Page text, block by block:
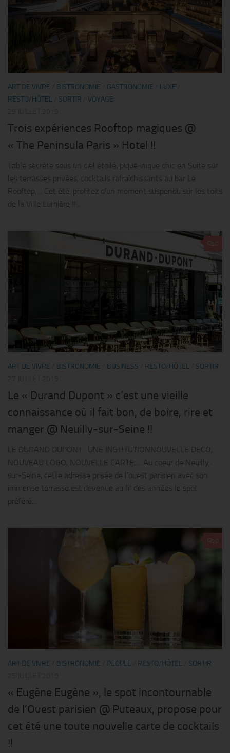
ART DE VIVRE BISTRONOMIE GASTRONOMIE LUXE
RESTO/HÔTEL
SORTIR
VOYAGE
Trois expériences Rooftop magiques @
« The Peninsula Paris » Hotel !!
Table secrète sous un ciel étoilé, pique-nique chic en Suite sur
les terrasses privées, cocktails rafraîchissants au bar Le
Rooftop,… Cet été, profitez d’un moment suspendu sur les toits
de la Ville Lumière !!...
ART DE VIVRE BISTRONOMIE BUSINESS RESTO/HÔTEL
SORTIR
Le « Durand Dupont » c’est une vieille
connaissance où il fait bon, de boire, rire et
manger @ Neuilly-sur-Seine !!
LE DURAND DUPONT : UNE INSTITUTIONNOUVELLE DECO,
NOUVEAU LOGO, NOUVELLE CARTE,… Au coeur de Neuilly-
sur-Seine, cette adresse prisée de l’ouest parisien avec son
immense terrasse est devenue au fil des années le spot
préféré...
ART DE VIVRE BISTRONOMIE PEOPLE RESTO/HÔTEL
SORTIR
« Eugène Eugène », le spot incontournable
de l’Ouest parisien @ Puteaux, propose pour
cet été une toute nouvelle carte de cocktails
!!